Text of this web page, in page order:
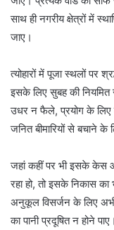
साथ ही नगरीय क्षेत्रों में
जाए।
त्योहारों में पूजा स्थलों पर
इसके लिए सुबह की नियमित
उधर न फैले, प्रयोग के लिए
जनित बीमारियों से बचाने
जहां कहीं पर भी इसके केस
रहा हो, तो इसके निकास का
अनुकूल विसर्जन के लिए
का पानी प्रदूषित न होने